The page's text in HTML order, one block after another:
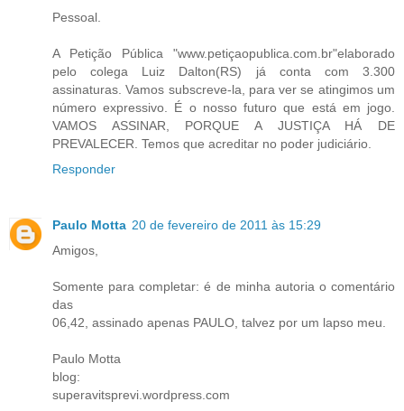
Pessoal.
A Petição Pública "www.petiçaopublica.com.br"elaborado
pelo colega Luiz Dalton(RS) já conta com 3.300
assinaturas. Vamos subscreve-la, para ver se atingimos um
número expressivo. É o nosso futuro que está em jogo.
VAMOS ASSINAR, PORQUE A JUSTIÇA HÁ DE
PREVALECER. Temos que acreditar no poder judiciário.
Responder
Paulo Motta 20 de fevereiro de 2011 às 15:29
Amigos,
Somente para completar: é de minha autoria o comentário
das
06,42, assinado apenas PAULO, talvez por um lapso meu.
Paulo Motta
blog:
superavitsprevi.wordpress.com